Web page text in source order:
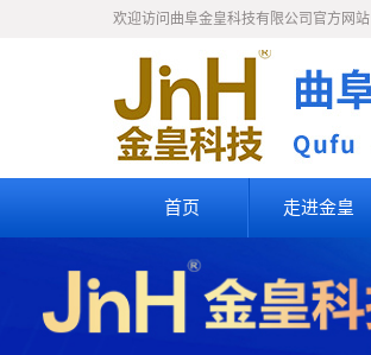
欢迎访问曲阜金皇科技有限公司官方网站
首页
走进金皇
公司简介
企业文化
知识产权